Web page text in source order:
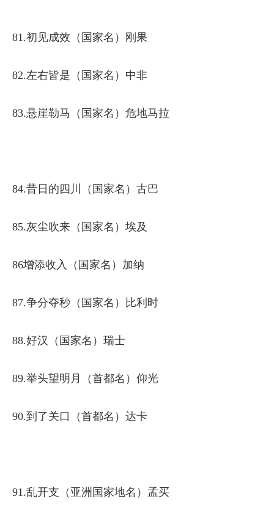
‍81.初见成效（国家名）刚果
82.左右皆是（国家名）中非
83.悬崖勒马（国家名）危地马拉
84.昔日的四川（国家名）古巴
85.灰尘吹来（国家名）埃及
86增添收入（国家名）加纳
87.争分夺秒（国家名）比利时
88.好汉（国家名）瑞士
89.举头望明月（首都名）仰光
90.到了关口（首都名）达卡
91.乱开支（亚洲国家地名）孟买